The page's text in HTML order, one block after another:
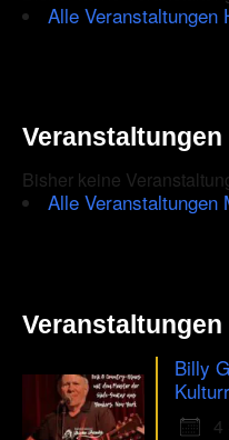
Alle Veranstaltungen
Veranstaltungen
Bisher keine
Alle Veranstaltungen
Billy
4